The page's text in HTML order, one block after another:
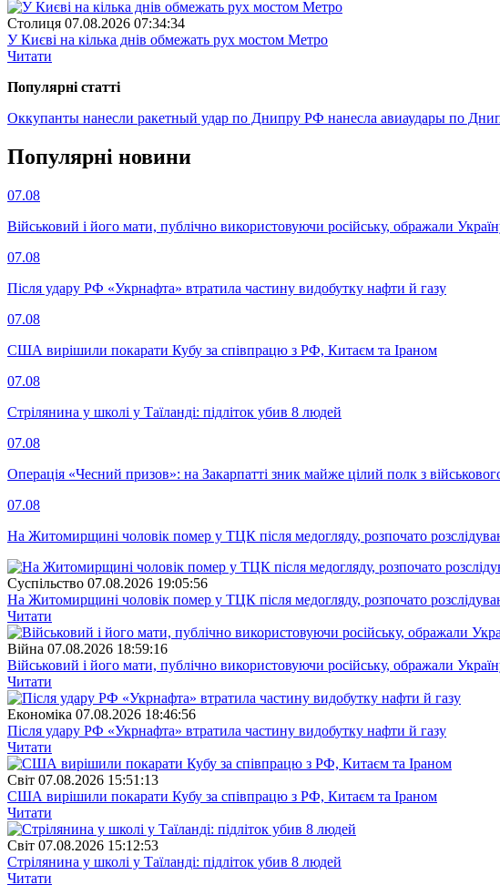
Столиця 07.08.2026 07:34:34
У Києві на кілька днів обмежать рух мостом Метро
Читати
Популярнi статтi
Оккупанты нанесли ракетный удар по Днипру РФ нанесла авиаудары по
Популярнi новини
07.08
Військовий і його мати, публічно використовуючи російську, ображали
07.08
Після удару РФ «Укрнафта» втратила частину видобутку нафти й газу
07.08
США вирішили покарати Кубу за співпрацю з РФ, Китаєм та Іраном
07.08
Стрілянина у школі у Таїланді: підліток убив 8 людей
07.08
Операція «Чесний призов»: на Закарпатті зник майже цілий полк з
07.08
На Житомирщині чоловік помер у ТЦК після медогляду, розпочато
Суспiльство 07.08.2026 19:05:56
На Житомирщині чоловік помер у ТЦК після медогляду, розпочато
Читати
Війна 07.08.2026 18:59:16
Військовий і його мати, публічно використовуючи російську, ображали
Читати
Економіка 07.08.2026 18:46:56
Після удару РФ «Укрнафта» втратила частину видобутку нафти й газу
Читати
Свiт 07.08.2026 15:51:13
США вирішили покарати Кубу за співпрацю з РФ, Китаєм та Іраном
Читати
Свiт 07.08.2026 15:12:53
Стрілянина у школі у Таїланді: підліток убив 8 людей
Читати